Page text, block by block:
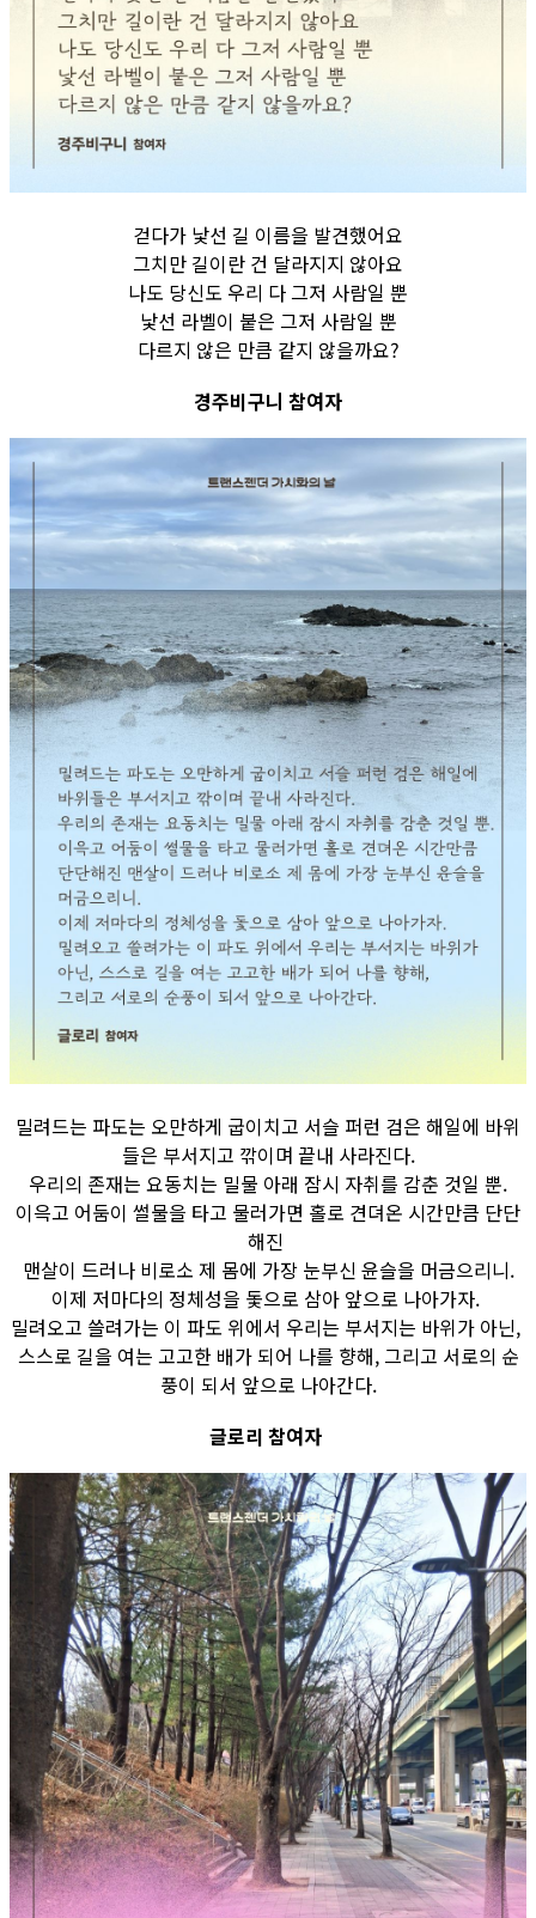
걷다가 낯선 길 이름을 발견했어요
그치만 길이란 건 달라지지 않아요
나도 당신도 우리 다 그저 사람일 뿐
낯선 라벨이 붙은 그저 사람일 뿐
다르지 않은 만큼 같지 않을까요?
경주비구니 참여자
밀려드는 파도는 오만하게 굽이치고 서슬 퍼런 검은 해일에 바위
들은 부서지고 깎이며 끝내 사라진다.
우리의 존재는 요동치는 밀물 아래 잠시 자취를 감춘 것일 뿐.
이윽고 어둠이 썰물을 타고 물러가면 홀로 견뎌온 시간만큼 단단
해진
맨살이 드러나 비로소 제 몸에 가장 눈부신 윤슬을 머금으리니.
이제 저마다의 정체성을 돛으로 삼아 앞으로 나아가자.
밀려오고 쓸려가는 이 파도 위에서 우리는 부서지는 바위가 아닌,
스스로 길을 여는 고고한 배가 되어 나를 향해, 그리고 서로의 순
풍이 되서 앞으로 나아간다.
글로리 참여자